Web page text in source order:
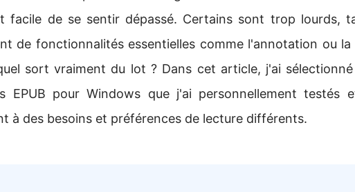
facile de se sentir dépassé. Certains sont trop lourds,
de fonctionnalités essentielles comme l'annotation ou la
sort vraiment du lot ? Dans cet article, j'ai
EPUB pour Windows que j'ai personnellement testés
à des besoins et préférences de lecture différents.